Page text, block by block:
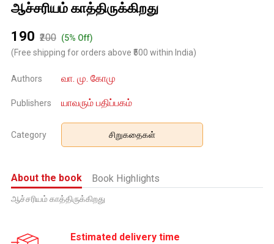
ஆச்சரியம் காத்திருக்கிறது
₹190 ₹200 (5% Off)
(Free shipping for orders above ₹500 within India)
Authors வா. மு. கோமு
Publishers யாவரும் பதிப்பகம்
Category சிறுகதைகள்
About the book Book Highlights
ஆச்சரியம் காத்திருக்கிறது
Estimated delivery time